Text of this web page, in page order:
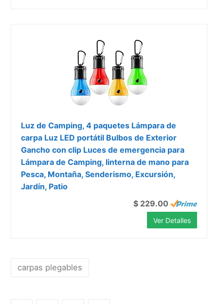
Luz de Camping, 4 paquetes Lámpara de
carpa Luz LED portátil Bulbos de Exterior
Gancho con clip Luces de emergencia para
Lámpara de Camping, linterna de mano para
Pesca, Montaña, Senderismo, Excursión,
Jardín, Patio
$ 229.00
Ver Detalles
carpas plegables